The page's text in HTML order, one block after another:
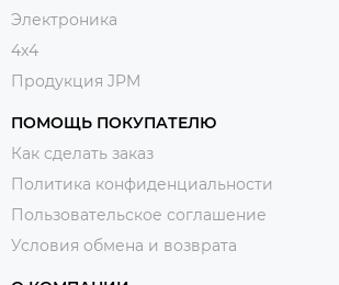
Электроника
4x4
Продукция JPM
ПОМОЩЬ ПОКУПАТЕЛЮ
Как сделать заказ
Политика конфиденциальности
Пользовательское соглашение
Условия обмена и возврата